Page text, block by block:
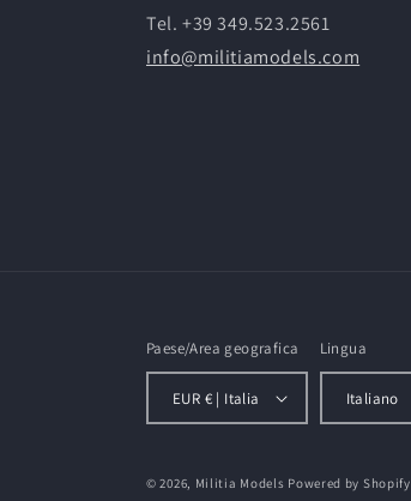
Tel. +39 349.523.2561
info@militiamodels.com
Paese/Area geografica
EUR € | Italia
Lingua
Italiano
© 2026, Militia Models Powered by Shopify